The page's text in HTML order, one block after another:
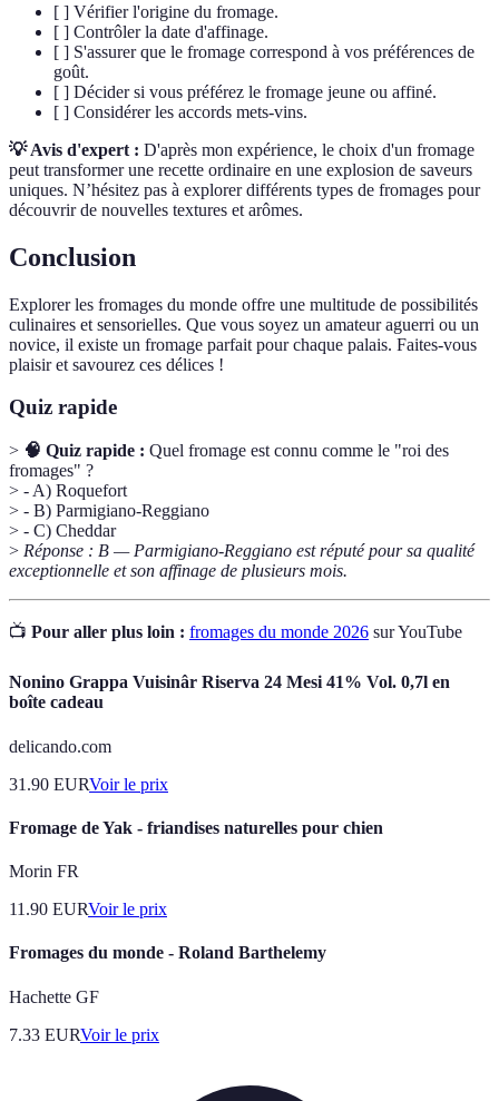
[ ] Vérifier l'origine du fromage.
[ ] Contrôler la date d'affinage.
[ ] S'assurer que le fromage correspond à vos préférences de
goût.
[ ] Décider si vous préférez le fromage jeune ou affiné.
[ ] Considérer les accords mets-vins.
💡 Avis d'expert : D'après mon expérience, le choix d'un fromage
peut transformer une recette ordinaire en une explosion de saveurs
uniques. N’hésitez pas à explorer différents types de fromages pour
découvrir de nouvelles textures et arômes.
Conclusion
Explorer les fromages du monde offre une multitude de possibilités
culinaires et sensorielles. Que vous soyez un amateur aguerri ou un
novice, il existe un fromage parfait pour chaque palais. Faites-vous
plaisir et savourez ces délices !
Quiz rapide
> 🧠 Quiz rapide : Quel fromage est connu comme le "roi des
fromages" ?
> - A) Roquefort
> - B) Parmigiano-Reggiano
> - C) Cheddar
> Réponse : B — Parmigiano-Reggiano est réputé pour sa qualité
exceptionnelle et son affinage de plusieurs mois.
📺 Pour aller plus loin : fromages du monde 2026 sur YouTube
Nonino Grappa Vuisinâr Riserva 24 Mesi 41% Vol. 0,7l en
boîte cadeau
delicando.com
31.90 EURVoir le prix
Fromage de Yak - friandises naturelles pour chien
Morin FR
11.90 EURVoir le prix
Fromages du monde - Roland Barthelemy
Hachette GF
7.33 EURVoir le prix